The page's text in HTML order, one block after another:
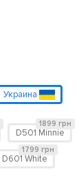
Украина
D501 Minnie
1899 грн
D601 White
1799 грн